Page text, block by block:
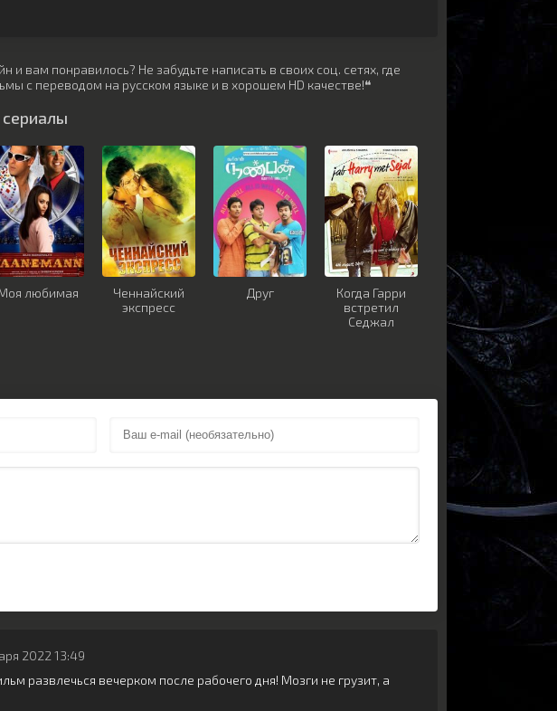
и вам понравилось? Не забудьте написать в своих соц. сетях, где
с переводом на русском языке и в хорошем HD качестве!❝
любимая
Ченнайский
экспресс
Друг
Когда Гарри
встретил
Седжал
2022 13:49
развлечься вечерком после рабочего дня! Мозги не грузит, а